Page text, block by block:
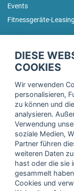
Events
Fitnessgeräte-Leasing
Trage dich hier für
Ich stimme der
beschrieben, zu
vollendet habe.
Wirkung für die
finden Sie in
DIESE
COOKIES
Wir verwenden
personalisieren,
zu können und
analysieren.
Verwendung
soziale Medien,
Partner führen
weiteren Daten
hast oder die sie
gesammelt
Cookies und